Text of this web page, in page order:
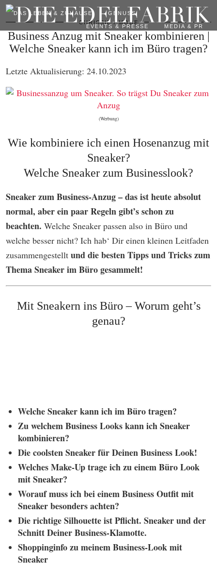
DAS LEBEN & ZUHAUSE GENUSS
EVENTS & PRESSE MEDIA & PR
CHRISSIE MODE
Business Anzug mit Sneaker kombinieren |
Welche Sneaker kann ich im Büro tragen?
Letzte Aktualisierung: 24.10.2023
(Werbung)
Wie kombiniere ich einen Hosenanzug mit
Sneaker?
Welche Sneaker zum Businesslook?
Sneaker zum Business-Anzug – das ist heute absolut
normal, aber ein paar Regeln gibt’s schon zu
beachten. Welche Sneaker passen also in Büro und
welche besser nicht? Ich hab‘ Dir einen kleinen Leitfaden
zusammengestellt und die besten Tipps und Tricks zum
Thema Sneaker im Büro gesammelt!
Mit Sneakern ins Büro – Worum geht’s
genau?
Welche Sneaker kann ich im Büro tragen?
Zu welchem Business Looks kann ich Sneaker
kombinieren?
Die coolsten Sneaker für Deinen Business Look!
Welches Make-Up trage ich zu einem Büro Look
mit Sneaker?
Worauf muss ich bei einem Business Outfit mit
Sneaker besonders achten?
Die richtige Silhouette ist Pflicht. Sneaker und der
Schnitt Deiner Business-Klamotte.
Shoppinginfo zu meinem Business-Look mit
Sneaker